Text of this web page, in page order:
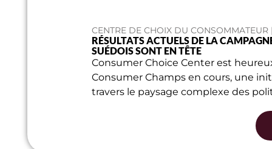
CENTRE DE CHOIX DU
RÉSULTATS ACTUELS DE LA
SUÉDOIS SONT EN TÊTE
Consumer Choice Center est
Consumer Champs en cours, une
travers le paysage complexe des